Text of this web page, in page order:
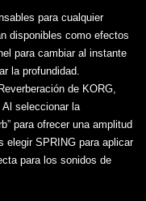
para cualquier
disponibles como efectos
para cambiar al instante
la profundidad.
de KORG,
seleccionar la
para ofrecer una amplitud
elegir SPRING para aplicar
para los sonidos de